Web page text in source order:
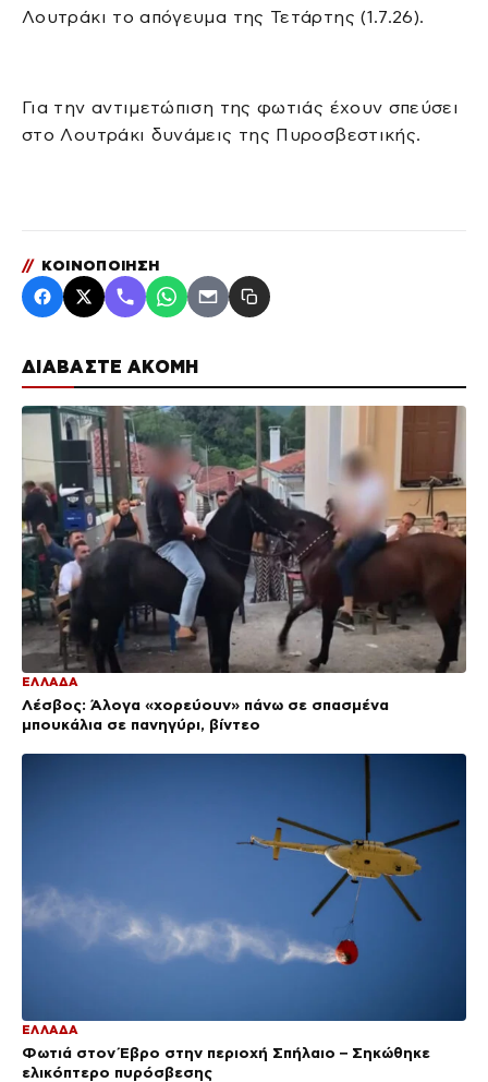
ΔΙΑΒΑΣΤΕ ΑΚΟΜΗ
ΕΛΛΑΔΑ
Λέσβος: Άλογα «χορεύουν» πάνω σε σπασμένα
μπουκάλια σε πανηγύρι, βίντεο
ΕΛΛΑΔΑ
Φωτιά στον Έβρο στην περιοχή Σπήλαιο – Σηκώθηκε
ελικόπτερο πυρόσβεσης
Λουτράκι το απόγευμα της Τετάρτης (1.7.26).
Για την αντιμετώπιση της φωτιάς έχουν σπεύσει
στο Λουτράκι δυνάμεις της Πυροσβεστικής.
// ΚΟΙΝΟΠΟΙΗΣΗ